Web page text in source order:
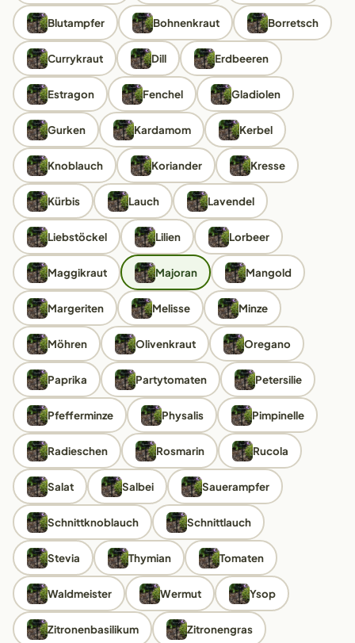
Blutampfer Bohnenkraut Borretsch
Currykraut Dill Erdbeeren
Estragon Fenchel Gladiolen
Gurken Kardamom Kerbel
Knoblauch Koriander Kresse
Kürbis Lauch Lavendel
Liebstöckel Lilien Lorbeer
Maggikraut Majoran Mangold
Margeriten Melisse Minze
Möhren Olivenkraut Oregano
Paprika Partytomaten Petersilie
Pfefferminze Physalis Pimpinelle
Radieschen Rosmarin Rucola
Salat Salbei Sauerampfer
Schnittknoblauch Schnittlauch
Stevia Thymian Tomaten
Waldmeister Wermut Ysop
Zitronenbasilikum Zitronengras